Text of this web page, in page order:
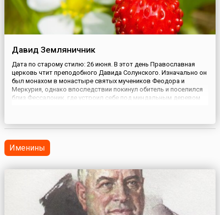
Давид Земляничник
Дата по старому стилю: 26 июня. В этот день Православная
церковь чтит преподобного Давида Солунского. Изначально он
был монахом в монастыре святых мучеников Феодора и
Меркурия, однако впоследствии покинул обитель и поселился
близ Фессалоник, где устроил себе под миндальным деревом
получи...
Именины